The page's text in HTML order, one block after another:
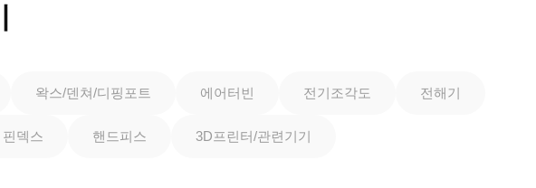
왁스/덴쳐/디핑포트 에어터빈 전기조각도 전해기
핀덱스 핸드피스 3D프린터/관련기기